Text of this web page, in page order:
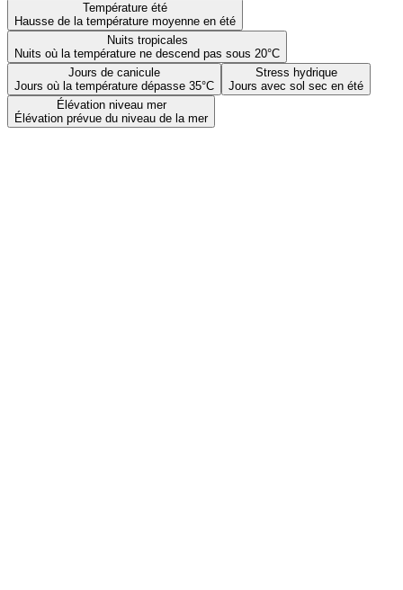
Température été
Hausse de la température moyenne en été
Nuits tropicales
Nuits où la température ne descend pas sous 20°C
Jours de canicule
Jours où la température dépasse 35°C
Stress hydrique
Jours avec sol sec en été
Élévation niveau mer
Élévation prévue du niveau de la mer